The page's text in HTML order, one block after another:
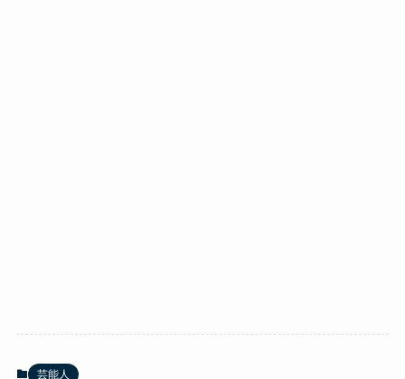
芸能人